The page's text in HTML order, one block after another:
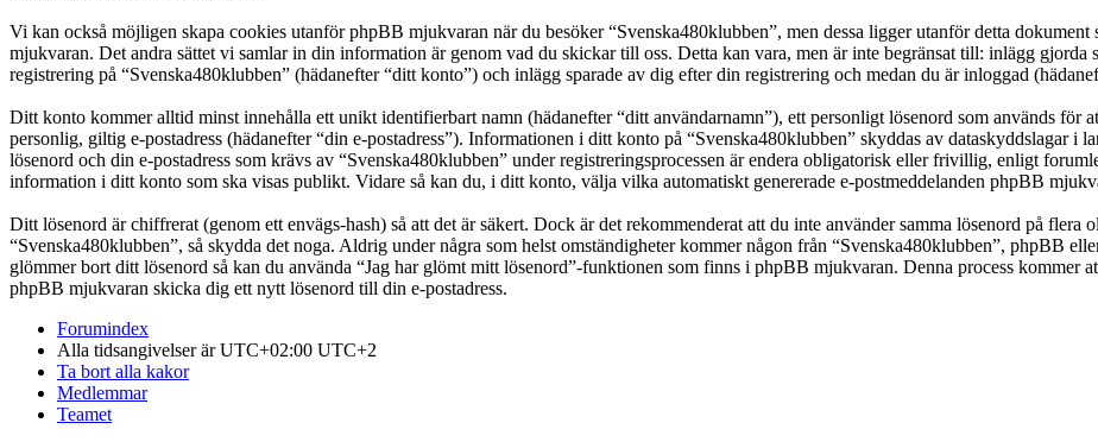
Vi kan också möjligen skapa cookies utanför phpBB mjukvaran när du besöker “Svenska480klubben”, men dessa ligger utanför detta
mjukvaran. Det andra sättet vi samlar in din information är genom vad du skickar till oss. Detta kan vara, men är inte begränsat till: inlägg gjorda
registrering på “Svenska480klubben” (hädanefter “ditt konto”) och inlägg sparade av dig efter din registrering och medan du är inloggad
Ditt konto kommer alltid minst innehålla ett unikt identifierbart namn (hädanefter “ditt användarnamn”), ett personligt lösenord som används för
personlig, giltig e-postadress (hädanefter “din e-postadress”). Informationen i ditt konto på “Svenska480klubben” skyddas av dataskyddslagar
lösenord och din e-postadress som krävs av “Svenska480klubben” under registreringsprocessen är endera obligatorisk eller frivillig, enligt
information i ditt konto som ska visas publikt. Vidare så kan du, i ditt konto, välja vilka automatiskt genererade e-postmeddelanden phpBB
Ditt lösenord är chiffrerat (genom ett envägs-hash) så att det är säkert. Dock är det rekommenderat att du inte använder samma lösenord på
“Svenska480klubben”, så skydda det noga. Aldrig under några som helst omständigheter kommer någon från “Svenska480klubben”, phpBB
glömmer bort ditt lösenord så kan du använda “Jag har glömt mitt lösenord”-funktionen som finns i phpBB mjukvaran. Denna process kommer
phpBB mjukvaran skicka dig ett nytt lösenord till din e-postadress.
Forumindex
Alla tidsangivelser är UTC+02:00 UTC+2
Ta bort alla kakor
Medlemmar
Teamet